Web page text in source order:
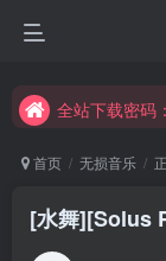
全站下载密
全站下载密码
首页 无损音乐
[水舞][Solus